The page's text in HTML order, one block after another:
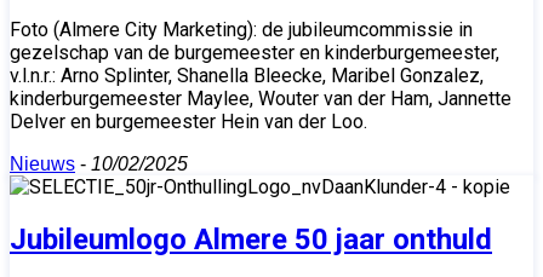
Foto (Almere City Marketing): de jubileumcommissie in
gezelschap van de burgemeester en kinderburgemeester,
v.l.n.r.: Arno Splinter, Shanella Bleecke, Maribel Gonzalez,
kinderburgemeester Maylee, Wouter van der Ham, Jannette
Delver en burgemeester Hein van der Loo.
Nieuws - 10/02/2025
Jubileumlogo Almere 50 jaar onthuld